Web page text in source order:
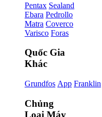
Pentax Sealand
Ebara Pedrollo
Matra Coverco
Varisco Foras
Quốc Gia
Khác
Grundfos App Franklin
Chủng
Loại Máy